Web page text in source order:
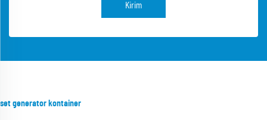
Kirim
set generator kontainer